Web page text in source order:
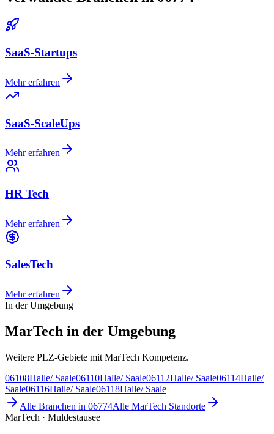
SaaS-Startups
Mehr erfahren
SaaS-ScaleUps
Mehr erfahren
HR Tech
Mehr erfahren
SalesTech
Mehr erfahren
In der Umgebung
MarTech in der Umgebung
Weitere PLZ-Gebiete mit MarTech Kompetenz.
06108Halle/ Saale06110Halle/ Saale06112Halle/ Saale06114Halle/
Saale06116Halle/ Saale06118Halle/ Saale
Alle Branchen in 06774Alle MarTech Standorte
MarTech · Muldestausee